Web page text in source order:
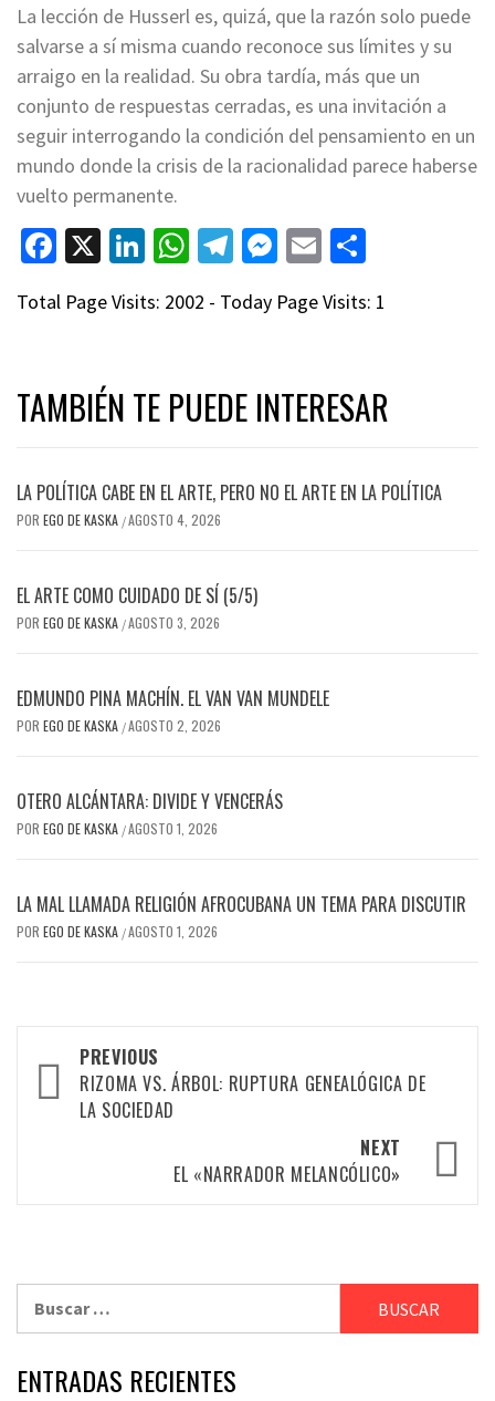
La lección de Husserl es, quizá, que la razón solo puede
salvarse a sí misma cuando reconoce sus límites y su
arraigo en la realidad. Su obra tardía, más que un
conjunto de respuestas cerradas, es una invitación a
seguir interrogando la condición del pensamiento en un
mundo donde la crisis de la racionalidad parece haberse
vuelto permanente.
Facebook
X LinkedIn
WhatsApp
Telegram
Messenger
Email
Total Page Visits: 2002 - Today Page Visits: 1
TAMBIÉN TE PUEDE INTERESAR
LA POLÍTICA CABE EN EL ARTE, PERO NO EL ARTE EN LA POLÍTICA
POR EGO DE KASKA /AGOSTO 4, 2026
EL ARTE COMO CUIDADO DE SÍ (5/5)
POR EGO DE KASKA /AGOSTO 3, 2026
EDMUNDO PINA MACHÍN. EL VAN VAN MUNDELE
POR EGO DE KASKA /AGOSTO 2, 2026
OTERO ALCÁNTARA: DIVIDE Y VENCERÁS
POR EGO DE KASKA /AGOSTO 1, 2026
LA MAL LLAMADA RELIGIÓN AFROCUBANA UN TEMA PARA DISCUTIR
POR EGO DE KASKA /AGOSTO 1, 2026
Post
navigation
PREVIOUS
RIZOMA VS. ÁRBOL: RUPTURA GENEALÓGICA DE
LA SOCIEDAD
NEXT
EL «NARRADOR MELANCÓLICO»
ENTRADAS RECIENTES